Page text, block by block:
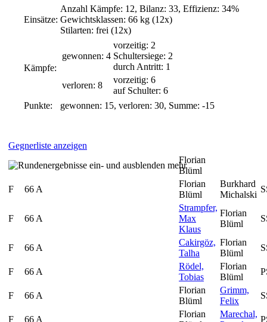
Einsätze:
Anzahl Kämpfe: 12, Bilanz: 33, Effizienz: 34%
Gewichtsklassen: 66 kg (12x)
Stilarten: frei (12x)
Kämpfe:
gewonnen: 4
vorzeitig: 2
Schultersiege: 2
durch Antritt: 1
verloren: 8
vorzeitig: 6
auf Schulter: 6
Punkte:
gewonnen: 15, verloren: 30, Summe: -15
Gegnerliste anzeigen
mehr
Florian
Blüml
F
66 A
Florian
Blüml
Burkhard
Michalski
F 66 A
Strampfer,
Max
Klaus
Florian
Blüml
F 66 A
Cakirgöz,
Talha
Florian
Blüml
F 66 A
Rödel,
Tobias
Florian
Blüml
F 66 A
Florian
Blüml
Grimm,
Felix
F 66 A
Florian
Marechal,